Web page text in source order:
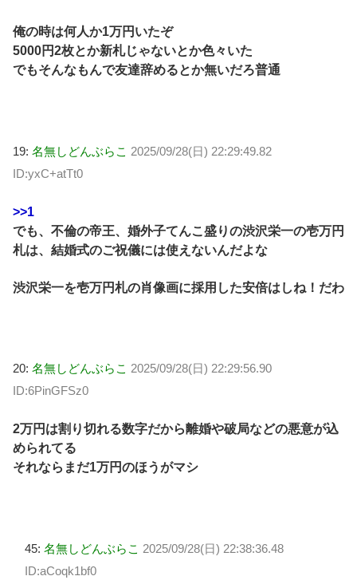
俺の時は何人か1万円いたぞ
5000円2枚とか新札じゃないとか色々いた
でもそんなもんで友達辞めるとか無いだろ普通
19: 名無しどんぶらこ 2025/09/28(日) 22:29:49.82
ID:yxC+atTt0
>>1
でも、不倫の帝王、婚外子てんこ盛りの渋沢栄一の壱万円
札は、結婚式のご祝儀には使えないんだよな
渋沢栄一を壱万円札の肖像画に採用した安倍はしね！だわ
20: 名無しどんぶらこ 2025/09/28(日) 22:29:56.90
ID:6PinGFSz0
2万円は割り切れる数字だから離婚や破局などの悪意が込
められてる
それならまだ1万円のほうがマシ
45: 名無しどんぶらこ 2025/09/28(日) 22:38:36.48
ID:aCoqk1bf0